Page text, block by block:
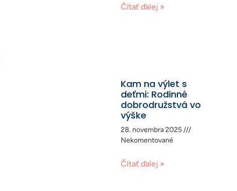
Čítať ďalej »
Kam na výlet s
deťmi: Rodinné
dobrodružstvá vo
výške
28. novembra 2025
Nekomentované
Čítať ďalej »